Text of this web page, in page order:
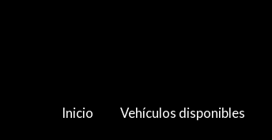
Inicio Vehículos disponibles